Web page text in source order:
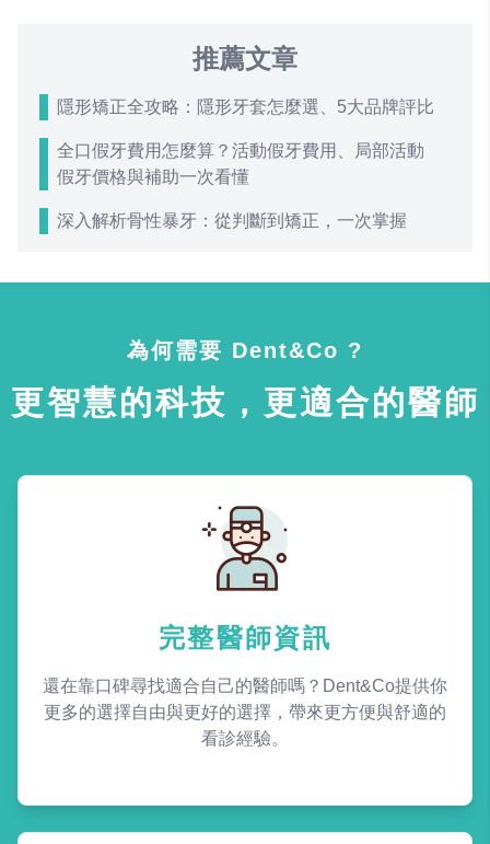
推薦文章
隱形矯正全攻略：隱形牙套怎麼選、5大品牌評比
全口假牙費用怎麼算？活動假牙費用、局部活動
假牙價格與補助一次看懂
深入解析骨性暴牙：從判斷到矯正，一次掌握
為何需要 Dent&Co ?
更智慧的科技，更適合的醫師
完整醫師資訊
還在靠口碑尋找適合自己的醫師嗎？Dent&Co提供你
更多的選擇自由與更好的選擇，帶來更方便與舒適的
看診經驗。